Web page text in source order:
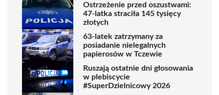
Ostrzeżenie przed oszustwami:
47-latka straciła 145 tysięcy
złotych
63-latek zatrzymany za
posiadanie nielegalnych
papierosów w Tczewie
Ruszają ostatnie dni głosowania
w plebiscycie
#SuperDzielnicowy 2026